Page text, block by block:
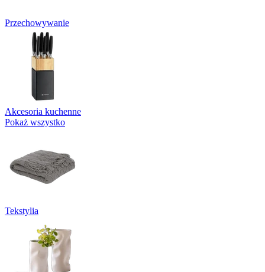
Przechowywanie
Akcesoria kuchenne
Pokaż wszystko
Tekstylia